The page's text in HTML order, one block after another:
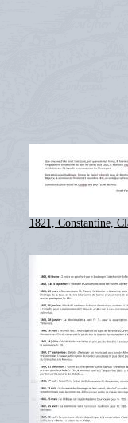
1821, Constantine,